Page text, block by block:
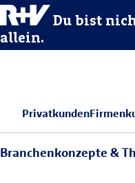
Du bist
allein.
Privatkunden
Branchenkonzepte &